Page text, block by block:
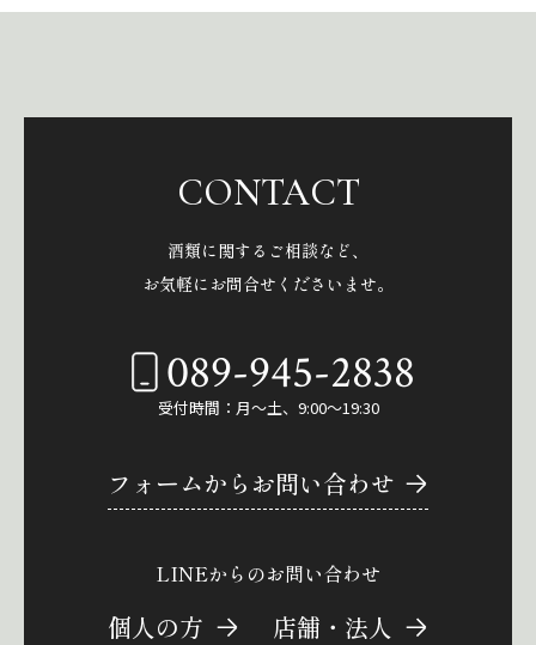
CONTACT
酒類に関するご相談など、
お気軽にお問合せくださいませ。
089-945-2838
受付時間：月～土、9:00～19:30
フォームからお問い合わせ
LINEからのお問い合わせ
個人の方 店舗・法人